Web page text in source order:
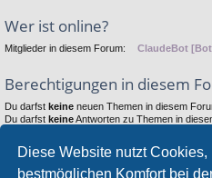
Diese Website nutzt Cookies,
bestmöglichen Komfort bei
Wer ist online?
Mitglieder in diesem Forum: ClaudeBot
Berechtigungen in diesem
Du darfst keine neuen Themen in diesem
Du darfst keineAntworten zu Themen in
Du darfst deine Beiträge in diesem Forum
Du darfstkeineDateianhänge in diesem